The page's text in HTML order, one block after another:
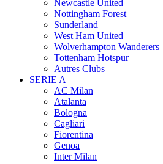
Newcastle United
Nottingham Forest
Sunderland
West Ham United
Wolverhampton Wanderers
Tottenham Hotspur
Autres Clubs
SERIE A
AC Milan
Atalanta
Bologna
Cagliari
Fiorentina
Genoa
Inter Milan